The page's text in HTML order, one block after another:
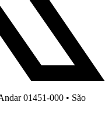
01451-000 • São